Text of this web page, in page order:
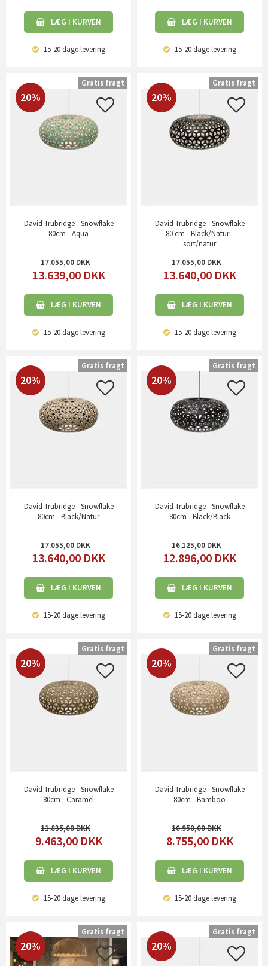
LÆG I KURVEN
15-20 dagelevering
LÆG I KURVEN
15-20 dagelevering
20%
David Trubridge - Snowflake
80cm - Aqua
17.055,00
13.639,00 DKK
LÆG I KURVEN
15-20 dagelevering
Gratis fragt
20%
David Trubridge - Snowflake
80 cm - Black/Natur -
sort/natur
17.055,00
13.640,00 DKK
LÆG I KURVEN
15-20 dagelevering
Gratis fragt
20%
David Trubridge - Snowflake
80cm - Black/Natur
17.055,00
13.640,00 DKK
LÆG I KURVEN
15-20 dagelevering
Gratis fragt
20%
David Trubridge - Snowflake
80cm - Black/Black
16.125,00
12.896,00 DKK
LÆG I KURVEN
15-20 dagelevering
Gratis fragt
20%
David Trubridge - Snowflake
80cm - Caramel
11.835,00
9.463,00 DKK
LÆG I KURVEN
15-20 dagelevering
Gratis fragt
20%
David Trubridge - Snowflake
80cm - Bamboo
10.950,00
8.755,00 DKK
LÆG I KURVEN
15-20 dagelevering
Gratis fragt
20%
Gratis fragt
20%
Gratis fragt